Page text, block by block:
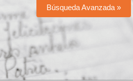
Búsqueda Avanzada »